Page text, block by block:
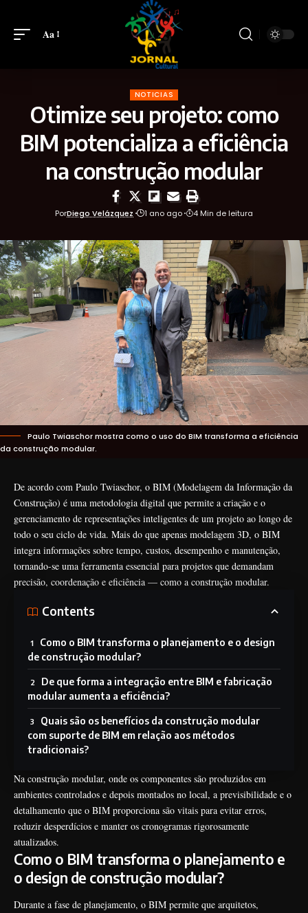
Aa
NOTICIAS
Otimize seu projeto: como
BIM potencializa a eficiência
na construção modular
PorDiego Velázquez 1 ano ago 4 Min de leitura
Paulo Twiaschor mostra como o uso do BIM transforma a eficiência
da construção modular.
De acordo com Paulo Twiaschor, o BIM (Modelagem da Informação da
Construção) é uma metodologia digital que permite a criação e o
gerenciamento de representações inteligentes de um projeto ao longo de
todo o seu ciclo de vida. Mais do que apenas modelagem 3D, o BIM
integra informações sobre tempo, custos, desempenho e manutenção,
tornando-se uma ferramenta essencial para projetos que demandam
precisão, coordenação e eficiência — como a construção modular.
Contents
Como o BIM transforma o planejamento e o design
de construção modular?
De que forma a integração entre BIM e fabricação
modular aumenta a eficiência?
Quais são os benefícios da construção modular
com suporte de BIM em relação aos métodos
tradicionais?
Na construção modular, onde os componentes são produzidos em
ambientes controlados e depois montados no local, a previsibilidade e o
detalhamento que o BIM proporciona são vitais para evitar erros,
reduzir desperdícios e manter os cronogramas rigorosamente
atualizados.
Como o BIM transforma o planejamento e
o design de construção modular?
Durante a fase de planejamento, o BIM permite que arquitetos,